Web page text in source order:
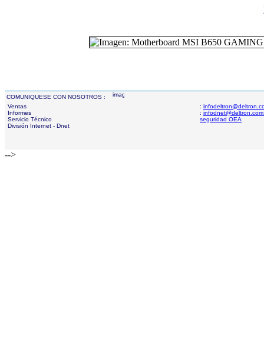
COMUNIQUESE CON NOSOTROS :
Ventas
Informes
Servicio Técnico
División Internet - Dnet
:
:
seguridad OEA
-->